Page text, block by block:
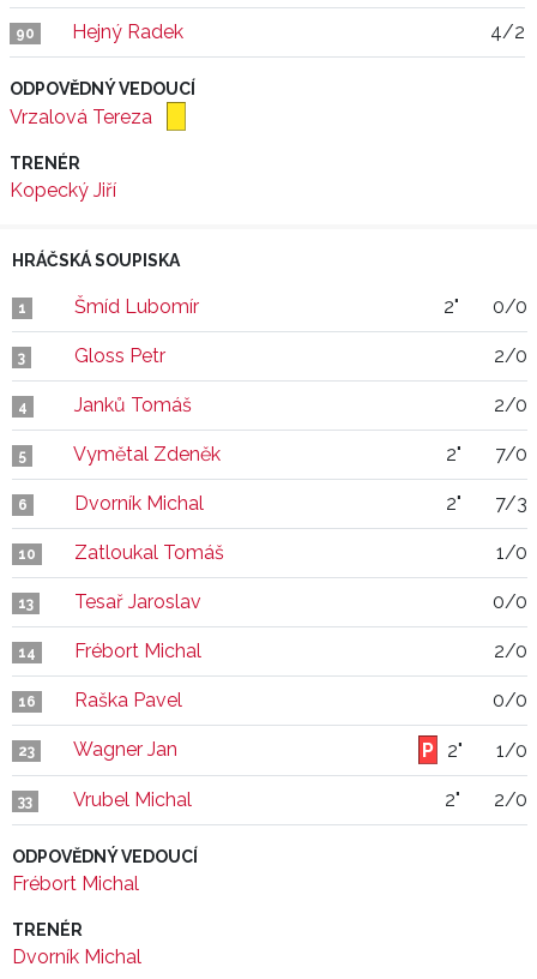
90 Hejný Radek 4/2
ODPOVĚDNÝ VEDOUCÍ
Vrzalová Tereza
TRENÉR
Kopecký Jiří
HRÁČSKÁ SOUPISKA
1 Šmíd Lubomír 2" 0/0
3 Gloss Petr 2/0
4 Janků Tomáš 2/0
5 Vymětal Zdeněk 2" 7/0
6 Dvorník Michal 2" 7/3
10 Zatloukal Tomáš 1/0
13 Tesař Jaroslav 0/0
14 Frébort Michal 2/0
16 Raška Pavel 0/0
23 Wagner Jan 2" 1/0
33 Vrubel Michal 2" 2/0
ODPOVĚDNÝ VEDOUCÍ
Frébort Michal
TRENÉR
Dvorník Michal